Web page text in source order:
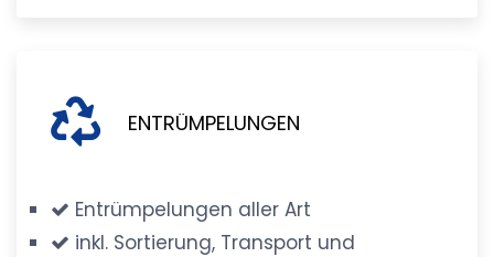
ENTRÜMPELUNGEN
Entrümpelungen aller Art
inkl. Sortierung, Transport und